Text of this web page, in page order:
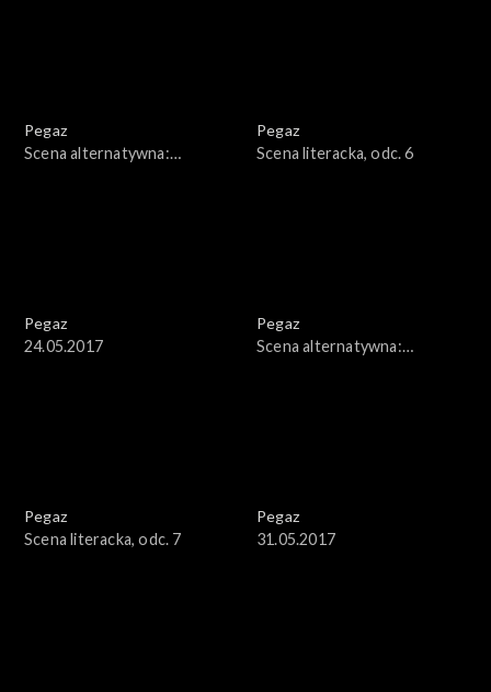
Pegaz
Scena alternatywna:
Pegaz
Scena literacka, odc. 6
Pegaz
24.05.2017
Pegaz
Scena alternatywna:
Pegaz
Scena literacka, odc. 7
Pegaz
31.05.2017